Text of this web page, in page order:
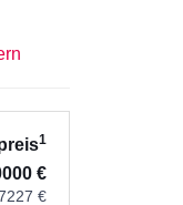
1
€
€